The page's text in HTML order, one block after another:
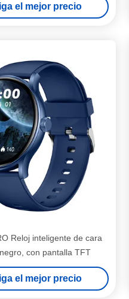
el mejor precio
Reloj inteligente de cara
con pantalla TFT
el mejor precio